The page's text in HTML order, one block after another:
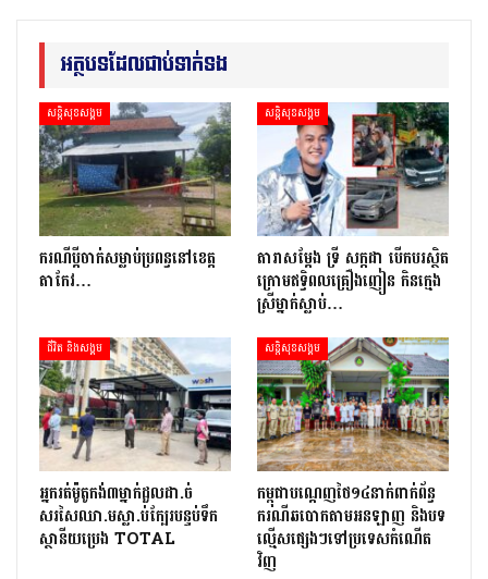
អត្ថបទដែលជាប់ទាក់ទង
សន្តិសុខសង្គម
ករណីប្ដីចាក់សម្លាប់ប្រពន្ធនៅខេត្ត
តាកែវ…
សន្តិសុខសង្គម
តារាសម្ដែង ទ្រី សក្កដា បើកបរស្ថិត
ក្រោមឥទ្ធិពលគ្រឿងញៀន កិនក្មេង
ស្រីម្នាក់ស្លាប់…
ជីវិត និងសង្គម
អ្នក​រត់​ម៉ូតូកង់៣​​ម្នាក់​ដួល​ដា.ច់​
សរសៃឈា.ម​ស្លា.ប់​ក្បែរ​បន្ទប់ទឹក​
ស្ថានីយ​ប្រេង ​TOTAL
សន្តិសុខសង្គម
កម្ពុជាបណ្ដេញថៃ១៤នាក់ពាក់ព័ន្ធ
ករណីឆបោកតាមអនឡាញ និងបទ
ល្មើសផ្សេងៗទៅប្រទេសកំណើត
វិញ